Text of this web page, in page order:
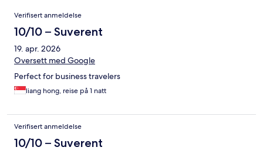
Anmeldelser
Verifisert anmeldelse
10/10 – Suverent
19. apr. 2026
Oversett med Google
Perfect for business travelers
liang hong, reise på 1 natt
Verifisert anmeldelse
10/10 – Suverent